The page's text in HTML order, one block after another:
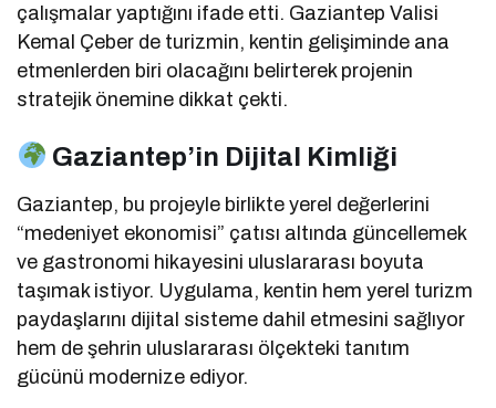
çalışmalar yaptığını ifade etti. Gaziantep Valisi
Kemal Çeber de turizmin, kentin gelişiminde ana
etmenlerden biri olacağını belirterek projenin
stratejik önemine dikkat çekti.
Gaziantep’in Dijital Kimliği
Gaziantep, bu projeyle birlikte yerel değerlerini
“medeniyet ekonomisi” çatısı altında güncellemek
ve gastronomi hikayesini uluslararası boyuta
taşımak istiyor. Uygulama, kentin hem yerel turizm
paydaşlarını dijital sisteme dahil etmesini sağlıyor
hem de şehrin uluslararası ölçekteki tanıtım
gücünü modernize ediyor.